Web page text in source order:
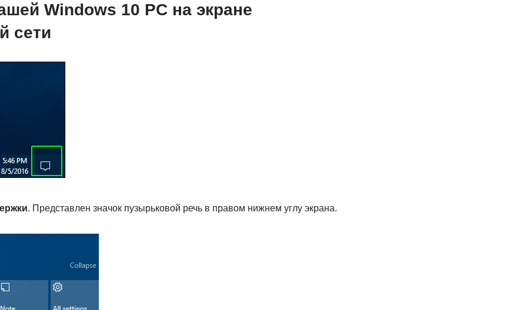
Windows 10 PC на экране
сети
. Представлен значок пузырьковой речь в правом нижнем углу экрана.